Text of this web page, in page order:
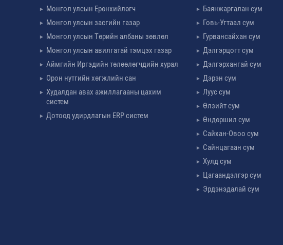
Монгол улсын Ерөнхийлөгч
Монгол улсын засгийн газар
Монгол улсын Төрийн албаны зөвлөл
Монгол улсын авилгатай тэмцэх газар
Аймгийн Иргэдийн төлөөлөгчдийн хурал
Орон нутгийн хөгжлийн сан
Худалдан авах ажиллагааны цахим
систем
Дотоод удирдлагын ERP систем
Баянжаргалан сум
Говь-Угтаал сум
Гурвансайхан сум
Дэлгэрцогт сум
Дэлгэрхангай сум
Дэрэн сум
Луус сум
Өлзийт сум
Өндөршил сум
Сайхан-Овоо сум
Сайнцагаан сум
Хулд сум
Цагаандэлгэр сум
Эрдэнэдалай сум